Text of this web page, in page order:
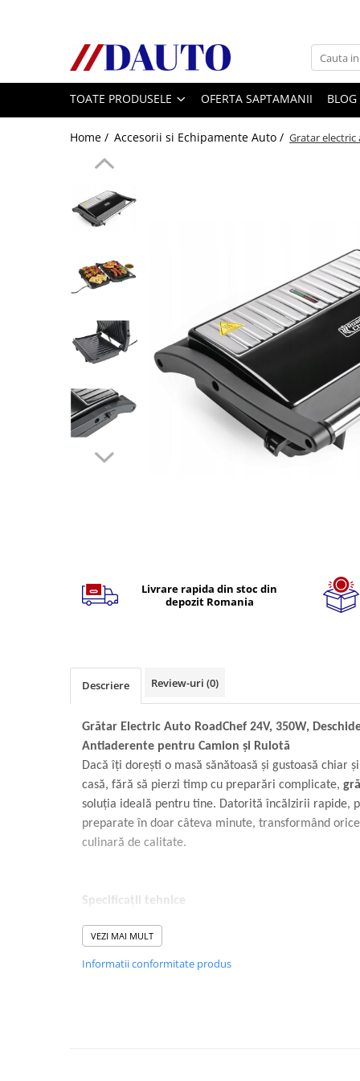
Toate Produsele
Bullbare, Suporti lumini camioane
Accesorii inox
Mercedes Actros
Mercedes Actros MP2
Scania R S G P Next Generation
Scania RPG
Volvo FH 2 Euro 4
Volvo FH 3 Euro 5
Volvo FH 4 Euro 6
Volvo Model FM
Bare LED (LED Bar) off-road, auto
Becuri Halogen Auto
TOATE PRODUSELE OFERTA SAPTAMANII BLOG
Home / Accesorii si Echipamente Auto / Gratar electric
Facebook
Livrare rapida din stoc din
depozit Romania
Descriere Review-uri (0)
Grătar Electric Auto RoadChef 24V, 350W,
Antiaderente pentru Camion și Rulotă
Dacă îți dorești o masă sănătoasă și gustoasă chiar
casă, fără să pierzi timp cu preparări complicate,
soluția ideală pentru tine. Datorită încălzirii rapide,
preparate în doar câteva minute, transformând
culinară de calitate.
Specificații tehnice
Putere maximă:
VEZI MAI MULT
Informatii conformitate produs